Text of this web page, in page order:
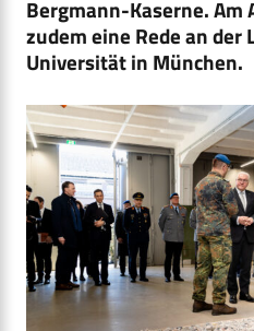
Bergmann-Kaserne.
zudem eine Rede an
Universität in München.